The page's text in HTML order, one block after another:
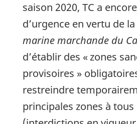
saison 2020, TC a
d’urgence en vertu de la
marine marchande du
d’établir des « zones
provisoires »
restreindre
principales zones à